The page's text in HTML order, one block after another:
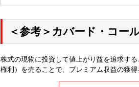
＜参考＞カバード・コー
株式の現物に投資して値上がり益を追求す
権利）を売ることで、プレミアム収益の獲